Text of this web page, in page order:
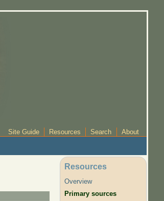
Site Guide Resources Search About
Resources
Overview
Primary sources